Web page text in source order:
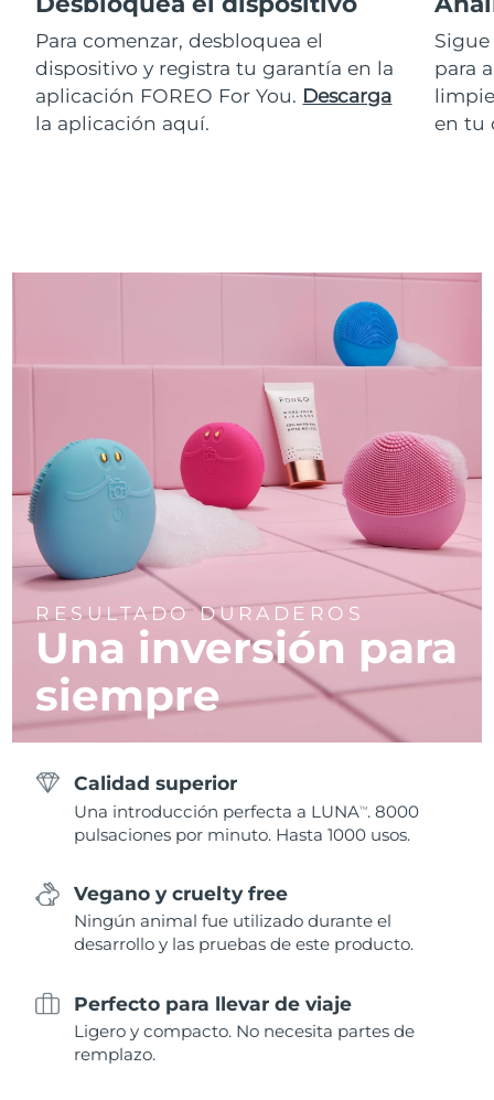
Para comenzar, desbloquea el
dispositivo y registra tu garantía en la
aplicación FOREO For You. Descarga
la aplicación aquí.
para
en tu
RESULTADO DURADEROS
Una inversión para
siempre
Calidad superior
Una introducción perfecta a LUNATM . 8000
pulsaciones por minuto. Hasta 1000 usos.
Vegano y cruelty free
Ningún animal fue utilizado durante el
desarrollo y las pruebas de este producto.
Perfecto para llevar de viaje
Ligero y compacto. No necesita partes de
remplazo.